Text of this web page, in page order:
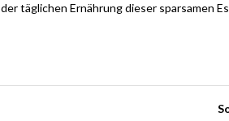
täglichen Ernährung dieser sparsamen